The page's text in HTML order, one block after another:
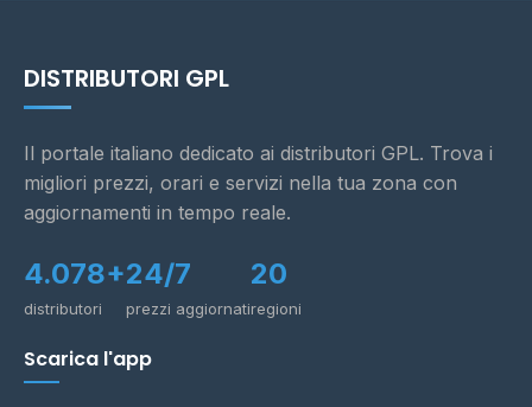
DISTRIBUTORI GPL
Il portale italiano dedicato ai distributori GPL. Trova i
migliori prezzi, orari e servizi nella tua zona con
aggiornamenti in tempo reale.
4.078+
distributori
24/7
prezzi aggiornati
20
regioni
Scarica l'app